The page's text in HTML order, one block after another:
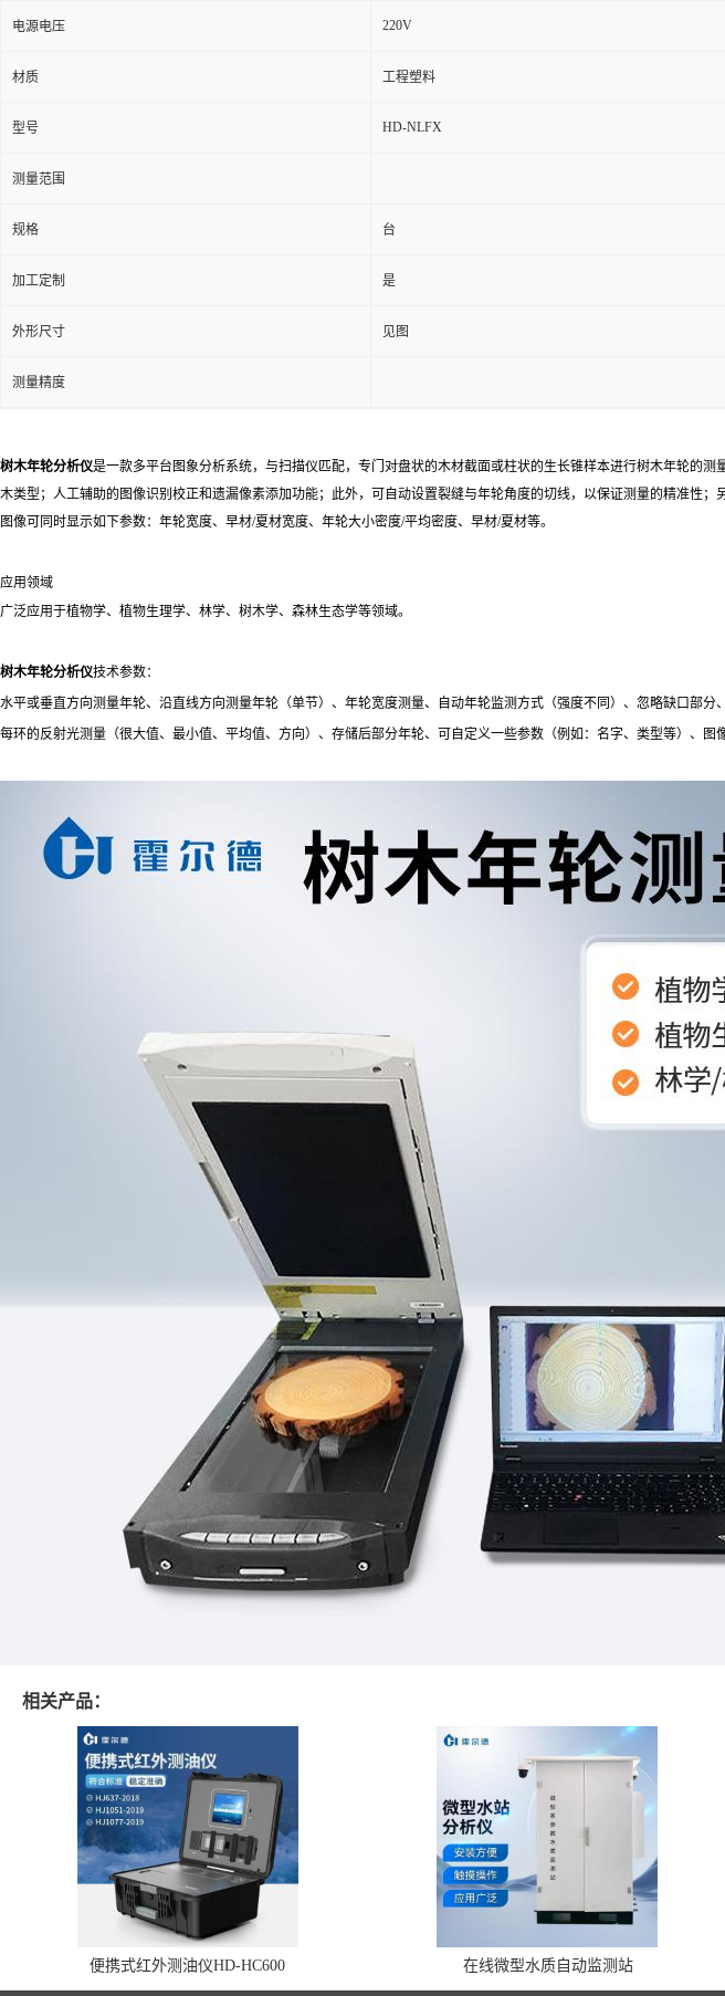
电源电压 220V
材质 工程塑料
型号 HD-NLFX
测量范围
规格 台
加工定制 是
外形尺寸 见图
测量精度
树木年轮分析仪是一款多平台图象分析系统，与扫描仪匹配，专门对盘状的木材截面或柱状的生长锥样本进行树木年轮的
木类型；人工辅助的图像识别校正和遗漏像素添加功能；此外，可自动设置裂缝与年轮角度的切线，以保证测量的精准性
图像可同时显示如下参数：年轮宽度、早材/夏材宽度、年轮大小密度/平均密度、早材/夏材等。
应用领域
广泛应用于植物学、植物生理学、林学、树木学、森林生态学等领域。
树木年轮分析仪技术参数：
水平或垂直方向测量年轮、沿直线方向测量年轮（单节）、年轮宽度测量、自动年轮监测方式（强度不同）、忽略缺口部
每环的反射光测量（很大值、最小值、平均值、方向）、存储后部分年轮、可自定义一些参数（例如：名字、类型等）、图
相关产品：
便携式红外测油仪HD-HC600 在线微型水质自动监测站